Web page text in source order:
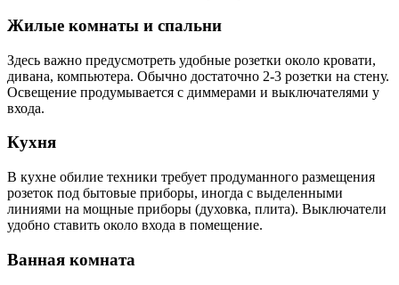
Жилые комнаты и спальни
Здесь важно предусмотреть удобные розетки около кровати,
дивана, компьютера. Обычно достаточно 2-3 розетки на стену.
Освещение продумывается с диммерами и выключателями у
входа.
Кухня
В кухне обилие техники требует продуманного размещения
розеток под бытовые приборы, иногда с выделенными
линиями на мощные приборы (духовка, плита). Выключатели
удобно ставить около входа в помещение.
Ванная комната